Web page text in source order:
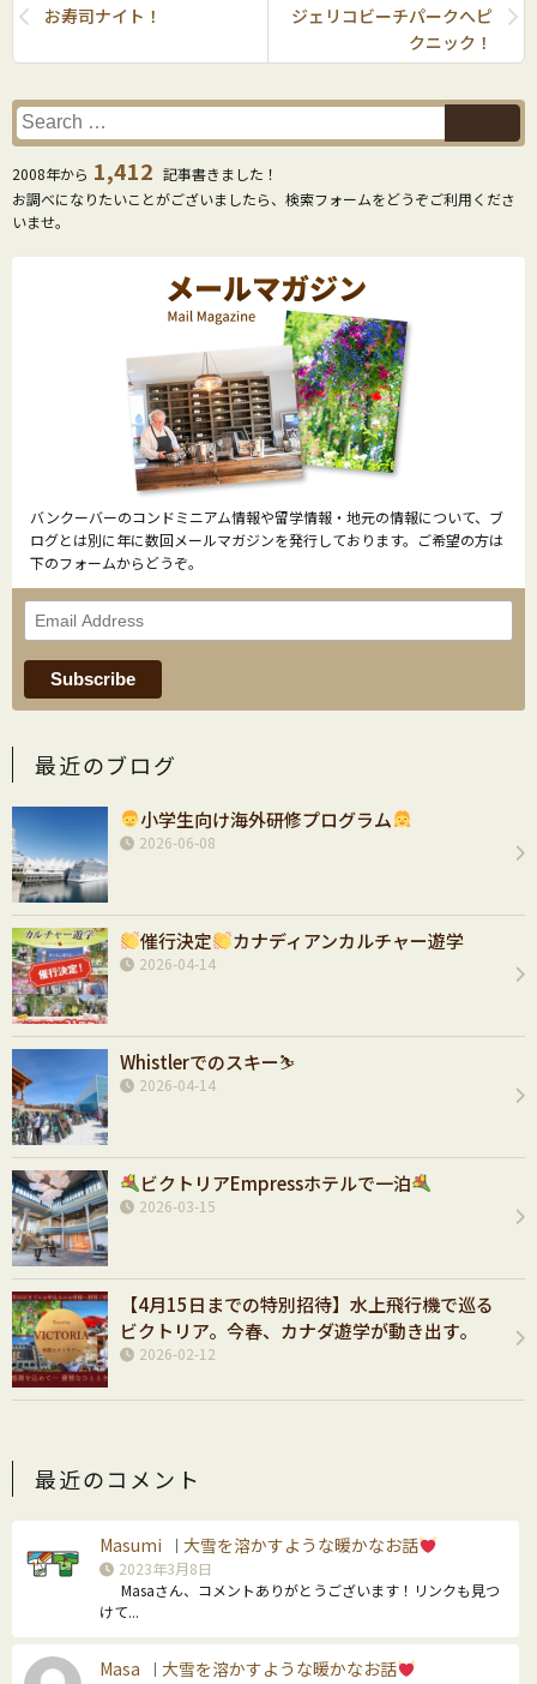
お寿司ナイト！
ジェリコビーチパークへピ
クニック！
2008年から 1,412 記事書きました！
お調べになりたいことがございましたら、検索フォームをどうぞご利用くださ
いませ。
バンクーバーのコンドミニアム情報や留学情報・地元の情報について、ブ
ログとは別に年に数回メールマガジンを発行しております。ご希望の方は
下のフォームからどうぞ。
最近のブログ
小学生向け海外研修プログラム
2026-06-08
催行決定 カナディアンカルチャー遊学
2026-04-14
Whistlerでのスキー⛷️
2026-04-14
ビクトリアEmpressホテルで一泊
2026-03-15
【4月15日までの特別招待】水上飛行機で巡る
ビクトリア。今春、カナダ遊学が動き出す。
2026-02-12
最近のコメント
Masumi ｜ 大雪を溶かすような暖かなお話
2023年3月8日
Masaさん、コメントありがとうございます！リンクも見つ
けて...
Masa ｜ 大雪を溶かすような暖かなお話